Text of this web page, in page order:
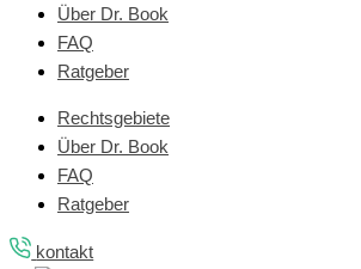
Über Dr. Book
FAQ
Ratgeber
Rechtsgebiete
Über Dr. Book
FAQ
Ratgeber
kontakt